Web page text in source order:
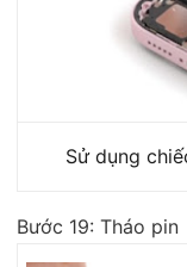
Sử dụng
Bước 19: Tháo pin